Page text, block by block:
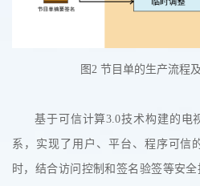
图2 节目单的生产流程
基于可信计算3.0技术构建的电
系，实现了用户、平台、程序可信
时，结合访问控制和签名验签等安